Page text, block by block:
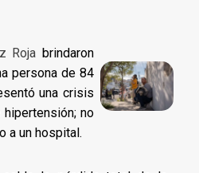
Roja brindaron
persona de 84
una crisis
no
a un hospital.